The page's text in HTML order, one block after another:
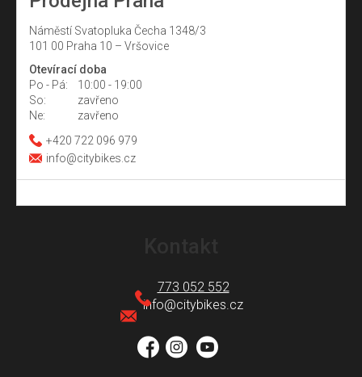
Náměstí Svatopluka Čecha 1348/3
101 00 Praha 10 – Vršovice
Otevírací doba
Po - Pá:
10:00 - 19:00
So:
zavřeno
Ne:
zavřeno
+420 722 096 979
info@citybikes.cz
info@citybikes.cz
773 052 552